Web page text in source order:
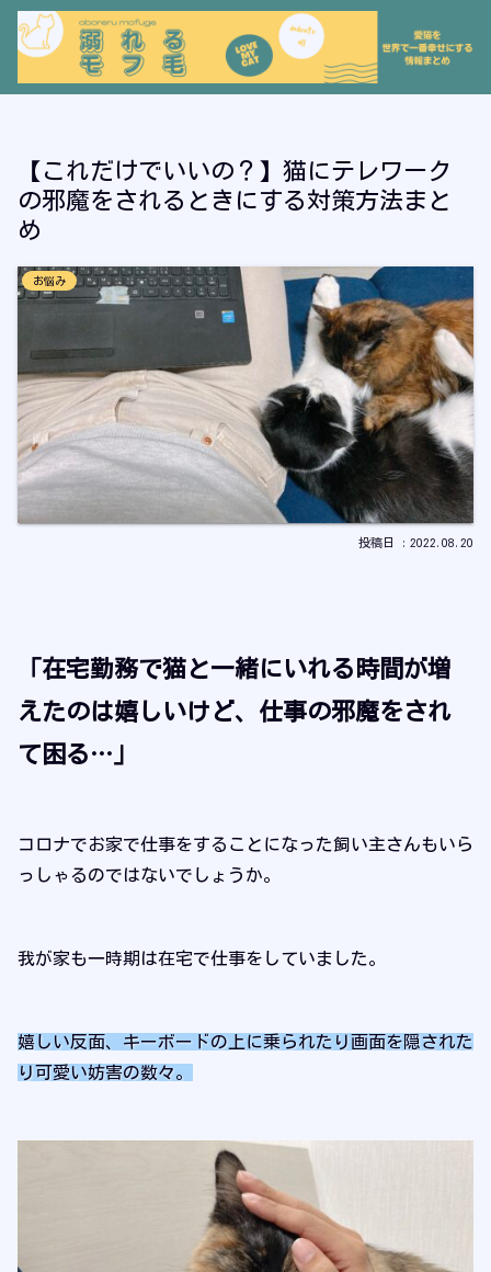
【これだけでいいの？】猫にテレワーク
の邪魔をされるときにする対策方法まと
め
お悩み
2022.08.20
「在宅勤務で猫と一緒にいれる時間が増
えたのは嬉しいけど、仕事の邪魔をされ
て困る…」
コロナでお家で仕事をすることになった飼い主さんもいら
っしゃるのではないでしょうか。
我が家も一時期は在宅で仕事をしていました。
嬉しい反面、キーボードの上に乗られたり画面を隠された
り可愛い妨害の数々。